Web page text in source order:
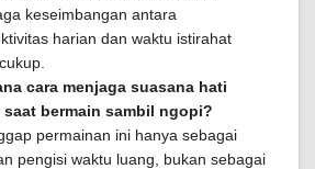
keseimbangan antara
harian dan waktu istirahat
cara menjaga suasana hati
bermain sambil ngopi?
permainan ini hanya sebagai
pengisi waktu luang, bukan sebagai